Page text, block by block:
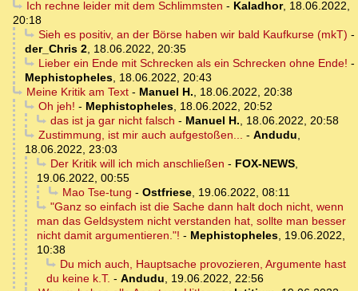
Ich rechne leider mit dem Schlimmsten - Kaladhor, 18.06.2022,
20:18
Sieh es positiv, an der Börse haben wir bald Kaufkurse (mkT) -
der_Chris 2, 18.06.2022, 20:35
Lieber ein Ende mit Schrecken als ein Schrecken ohne Ende! -
Mephistopheles, 18.06.2022, 20:43
Meine Kritik am Text- Manuel H., 18.06.2022, 20:38
Oh jeh! - Mephistopheles, 18.06.2022, 20:52
das ist ja gar nicht falsch - Manuel H., 18.06.2022, 20:58
Zustimmung, ist mir auch aufgestoßen... - Andudu,
18.06.2022, 23:03
Der Kritik will ich mich anschließen - FOX-NEWS,
19.06.2022, 00:55
Mao Tse-tung - Ostfriese, 19.06.2022, 08:11
"Ganz so einfach ist die Sache dann halt doch nicht, wenn
man das Geldsystem nicht verstanden hat, sollte man besser
nicht damit argumentieren."! - Mephistopheles, 19.06.2022,
10:38
Du mich auch, Hauptsache provozieren, Argumente hast
du keine k.T. - Andudu, 19.06.2022, 22:56